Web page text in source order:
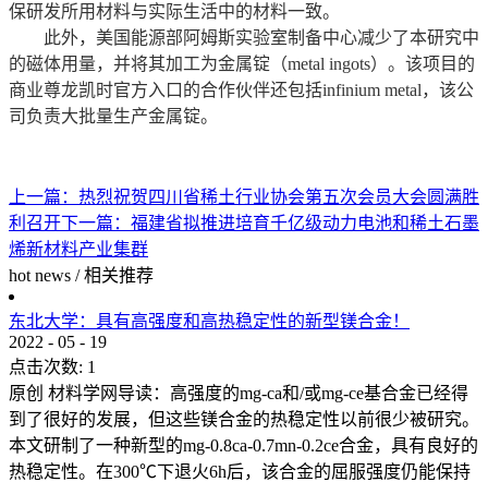
保研发所用材料与实际生活中的材料一致。
此外，美国能源部阿姆斯实验室制备中心减少了本研究中
的磁体用量，并将其加工为金属锭（metal ingots）。该项目的
商业尊龙凯时官方入口的合作伙伴还包括infinium metal，该公
司负责大批量生产金属锭。
上一篇： 热烈祝贺四川省稀土行业协会第五次会员大会圆满胜
利召开下一篇： 福建省拟推进培育千亿级动力电池和稀土石墨
烯新材料产业集群
hot news / 相关推荐
东北大学：具有高强度和高热稳定性的新型镁合金！
2022 - 05 - 19
点击次数: 1
原创 材料学网导读：高强度的mg-ca和/或mg-ce基合金已经得
到了很好的发展，但这些镁合金的热稳定性以前很少被研究。
本文研制了一种新型的mg-0.8ca-0.7mn-0.2ce合金，具有良好的
热稳定性。在300℃下退火6h后，该合金的屈服强度仍能保持